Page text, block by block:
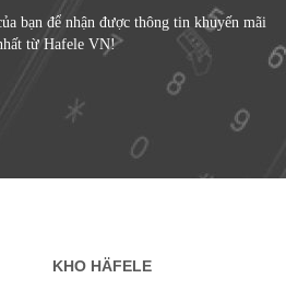
bạn để nhận được thông tin khuyến mãi
từ Hafele VN!
KHO HÄFELE